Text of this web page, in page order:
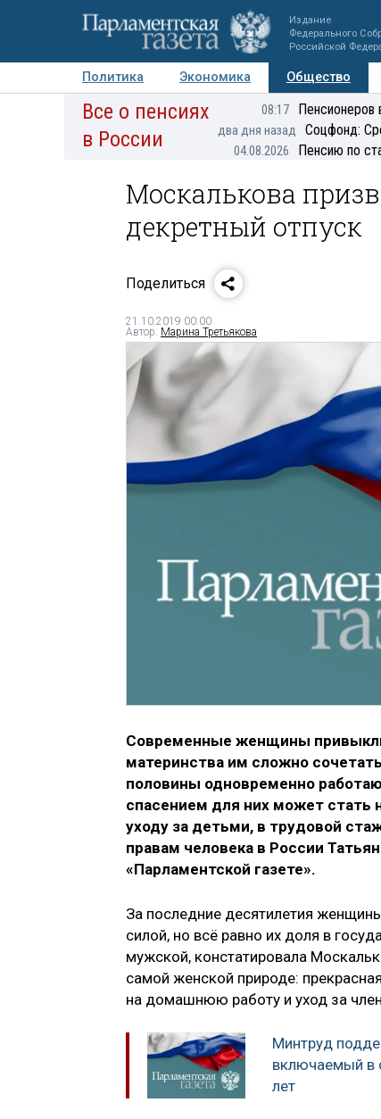
Издание
Федерального
Российской
Политика Экономика Общество
Авторы Персоны Мнения
Все о пенсиях
в России
08:17 Пенсионеров
два дня назад Соцфонд:
04.08.2026 Пенсию по
Москалькова
декретный отпуск
Поделиться
21.10.2019 00:00
Автор: Марина Третьякова
Современные женщины
материнства им сложно
половины одновременно
спасением для них может
уходу за детьми, в трудовой
правам человека в России
«Парламентской газете».
За последние десятилетия
силой, но всё равно их доля в
мужской, констатировала
самой женской природе:
на домашнюю работу и уход за
Минтруд
включаемый в
лет